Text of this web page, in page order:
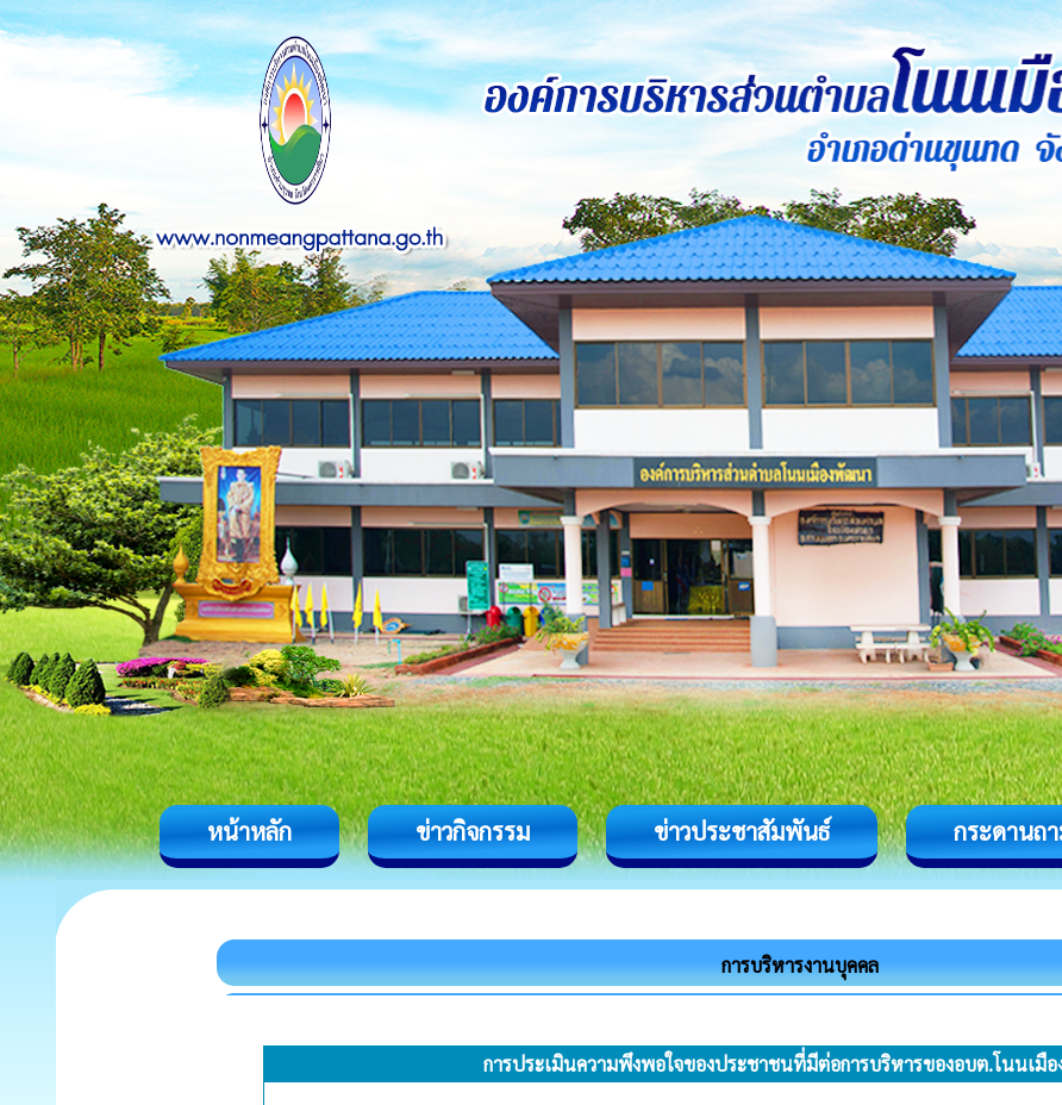
หน้าหลัก ข่าวกิจกรรม ข่าวประชาสัมพันธ์ กระดานถ
การบริหารงานบุคคล
การประเมินความพึงพอใจของประชาชนที่มีต่อการบริหารของอบต.โนนเมื